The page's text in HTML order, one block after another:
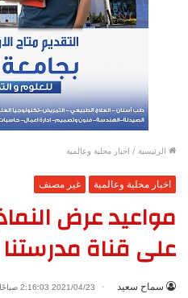
الرئيسية / اخبار محلية وعالمية
اخبار محلية وعالمية غير مصنف
مواعيد عرض
على قناة مدرستنا
سماح سعيد 2021/04/23 2:16:03 صباحًا